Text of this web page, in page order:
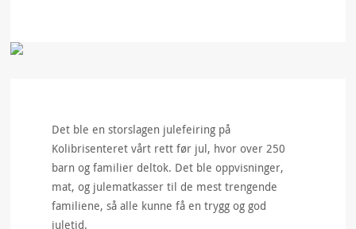
Det ble en storslagen julefeiring på
Kolibrisenteret vårt rett før jul, hvor over 250
barn og familier deltok. Det ble oppvisninger,
mat, og julematkasser til de mest trengende
familiene, så alle kunne få en trygg og god
juletid.